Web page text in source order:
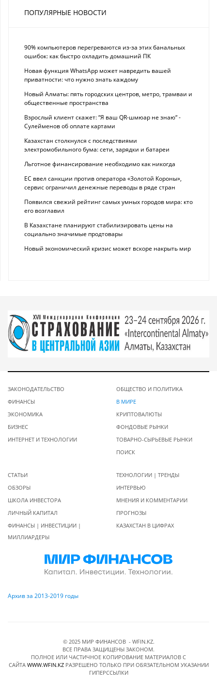
ПОПУЛЯРНЫЕ НОВОСТИ
90% компьютеров перегреваются из-за этих банальных
ошибок: как быстро охладить домашний ПК
Новая функция WhatsApp может навредить вашей
приватности: что нужно знать каждому
Новый Алматы: пять городских центров, метро, трамваи и
общественные пространства
Взрослый клиент скажет: “Я ваш QR-шмюар не знаю“ -
Сулейменов об оплате картами
Казахстан столкнулся с последствиями
электромобильного бума: сети, зарядки и батареи
Льготное финансирование необходимо как никогда
ЕС ввел санкции против оператора «Золотой Короны»,
сервис ограничил денежные переводы в ряде стран
Появился свежий рейтинг самых умных городов мира: кто
его возглавил
В Казахстане планируют стабилизировать цены на
социально значимые продтовары
Новый экономический кризис может вскоре накрыть мир
ЗАКОНОДАТЕЛЬСТВО
ФИНАНСЫ
ЭКОНОМИКА
БИЗНЕС
ИНТЕРНЕТ И ТЕХНОЛОГИИ
ОБЩЕСТВО И ПОЛИТИКА
В МИРЕ
КРИПТОВАЛЮТЫ
ФОНДОВЫЕ РЫНКИ
ТОВАРНО-СЫРЬЕВЫЕ РЫНКИ
ПОИСК
СТАТЬИ
ОБЗОРЫ
ШКОЛА ИНВЕСТОРА
ЛИЧНЫЙ КАПИТАЛ
ФИНАНСЫ | ИНВЕСТИЦИИ |
МИЛЛИАРДЕРЫ
ТЕХНОЛОГИИ | ТРЕНДЫ
ИНТЕРВЬЮ
МНЕНИЯ И КОММЕНТАРИИ
ПРОГНОЗЫ
КАЗАХСТАН В ЦИФРАХ
Архив за 2013-2019 годы
© 2025 МИР ФИНАНСОВ - WFIN.KZ.
ВСЕ ПРАВА ЗАЩИЩЕНЫ ЗАКОНОМ.
ПОЛНОЕ ИЛИ ЧАСТИЧНОЕ КОПИРОВАНИЕ МАТЕРИАЛОВ C
САЙТА WWW.WFIN.KZРАЗРЕШЕНО ТОЛЬКО ПРИ ОБЯЗАТЕЛЬНОМ УКАЗАНИИ
ГИПЕРССЫЛКИ